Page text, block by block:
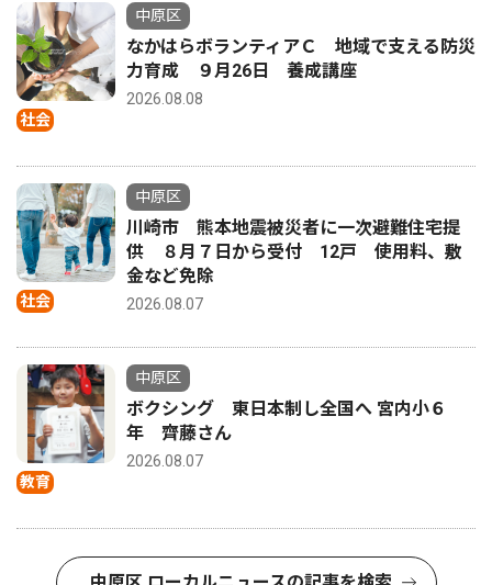
社会
中原区
なかはらボランティアＣ 地域で支える防災
力育成 ９月26日 養成講座
2026.08.08
社会
中原区
川崎市 熊本地震被災者に一次避難住宅提
供 ８月７日から受付 12戸 使用料、敷
金など免除
2026.08.07
教育
中原区
ボクシング 東日本制し全国へ 宮内小６
年 齊藤さん
2026.08.07